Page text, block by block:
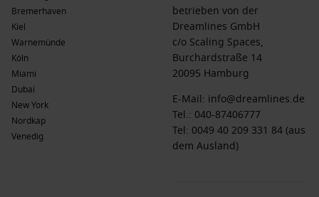
Bremerhaven
Kiel
Warnemünde
Köln
Miami
Dubai
New York
Nordkap
Venedig
betrieben von der
Dreamlines GmbH
c/o Scaling Spaces,
Burchardstraße 14
20095 Hamburg
E-Mail: info@dreamlines.de
Tel.: 040-87406777
Tel: 0049 40 209 331 84 (aus
dem Ausland)